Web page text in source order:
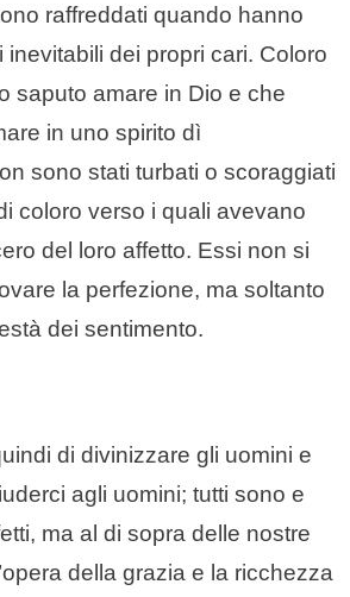
raffreddati quando hanno
inevitabili dei propri cari. Coloro
saputo amare in Dio e che
in uno spirito dì
sono stati turbati o scoraggiati
coloro verso i quali avevano
del loro affetto. Essi non si
la perfezione, ma soltanto
dei sentimento.
di divinizzare gli uomini e
agli uomini; tutti sono e
ma al di sopra delle nostre
della grazia e la ricchezza